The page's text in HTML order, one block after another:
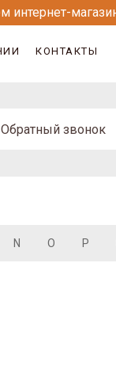
КОНТАКТЫ
Обратный звонок
N O P